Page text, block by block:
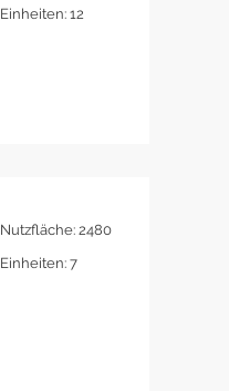
Einheiten: 12
Nutzfläche: 2480
Einheiten: 7